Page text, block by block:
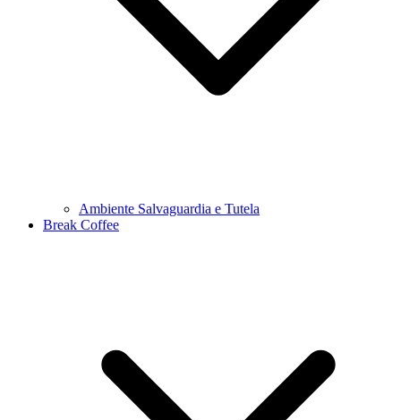
Ambiente Salvaguardia e Tutela
Break Coffee